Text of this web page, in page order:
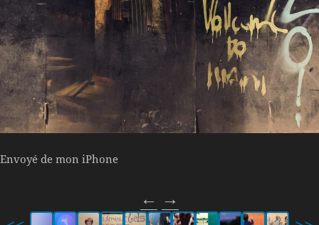
Envoyé de mon iPhone
← →